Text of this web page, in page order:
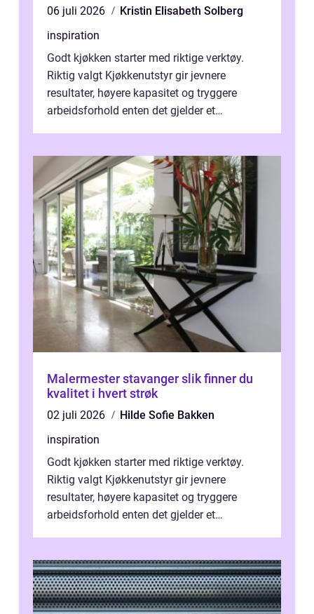
06 juli 2026
Kristin Elisabeth Solberg
inspiration
Godt kjøkken starter med riktige verktøy.
Riktig valgt Kjøkkenutstyr gir jevnere
resultater, høyere kapasitet og tryggere
arbeidsforhold enten det gjelder et
Malermester stavanger slik finner du
kvalitet i hvert strøk
02 juli 2026
Hilde Sofie Bakken
inspiration
Godt kjøkken starter med riktige verktøy.
Riktig valgt Kjøkkenutstyr gir jevnere
resultater, høyere kapasitet og tryggere
arbeidsforhold enten det gjelder et